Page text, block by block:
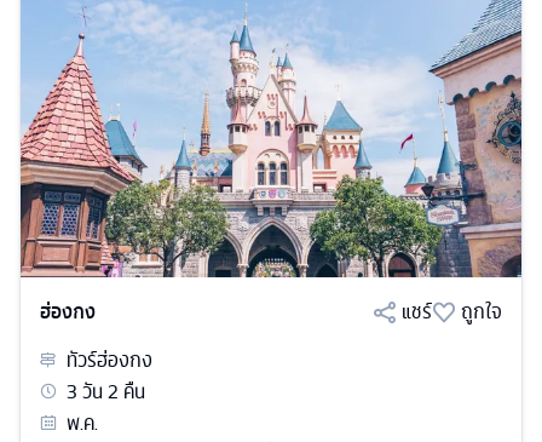
ฮ่องกง แชร์
ถูกใจ
ทัวร์ฮ่องกง
3วัน2 คืน
พ.ค.